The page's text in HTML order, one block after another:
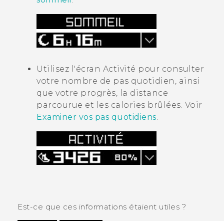
Utilisez l'écran Activité pour consulter
votre nombre de pas quotidien, ainsi
que votre progrès, la distance
parcourue et les calories brûlées. Voir
Examiner vos pas quotidiens.
Est-ce que ces informations étaient utiles ?